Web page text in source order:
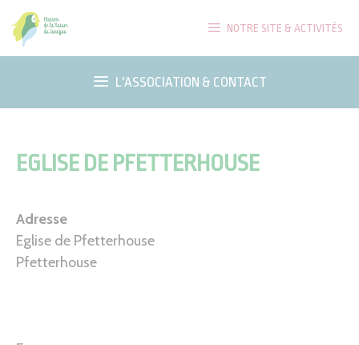
Aller
au
contenu
NOTRE SITE & ACTIVITÉS
L'ASSOCIATION & CONTACT
EGLISE DE PFETTERHOUSE
Adresse
Eglise de Pfetterhouse
Pfetterhouse